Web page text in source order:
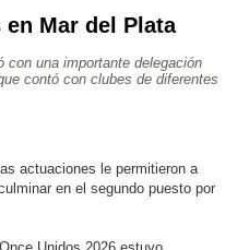
Atletismo
Aventura
Mar del Plata
una importante delegación
contó con clubes de diferentes
actuaciones le permitieron a
en el segundo puesto por